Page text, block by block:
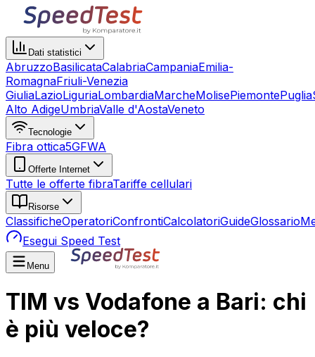
Dati statistici
AbruzzoBasilicataCalabriaCampaniaEmilia-
RomagnaFriuli-Venezia
GiuliaLazioLiguriaLombardiaMarcheMolisePiemontePuglia
Alto AdigeUmbriaValle d'AostaVeneto
Tecnologie
Fibra ottica5GFWA
Offerte Internet
Tutte le offerte fibraTariffe cellulari
Risorse
ClassificheOperatoriConfrontiCalcolatoriGuideGlossario
Esegui Speed Test
Menu
TIM vs Vodafone a Bari: chi
è più veloce?